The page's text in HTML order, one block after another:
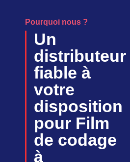
Pourquoi nous ?
Un
distributeur
fiable à
votre
disposition
pour Film
de codage
à